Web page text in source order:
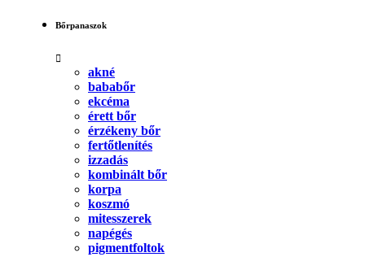
Bőrpanaszok
akné
bababőr
ekcéma
érett bőr
érzékeny bőr
fertőtlenítés
izzadás
kombinált bőr
korpa
koszmó
mitesszerek
napégés
pigmentfoltok